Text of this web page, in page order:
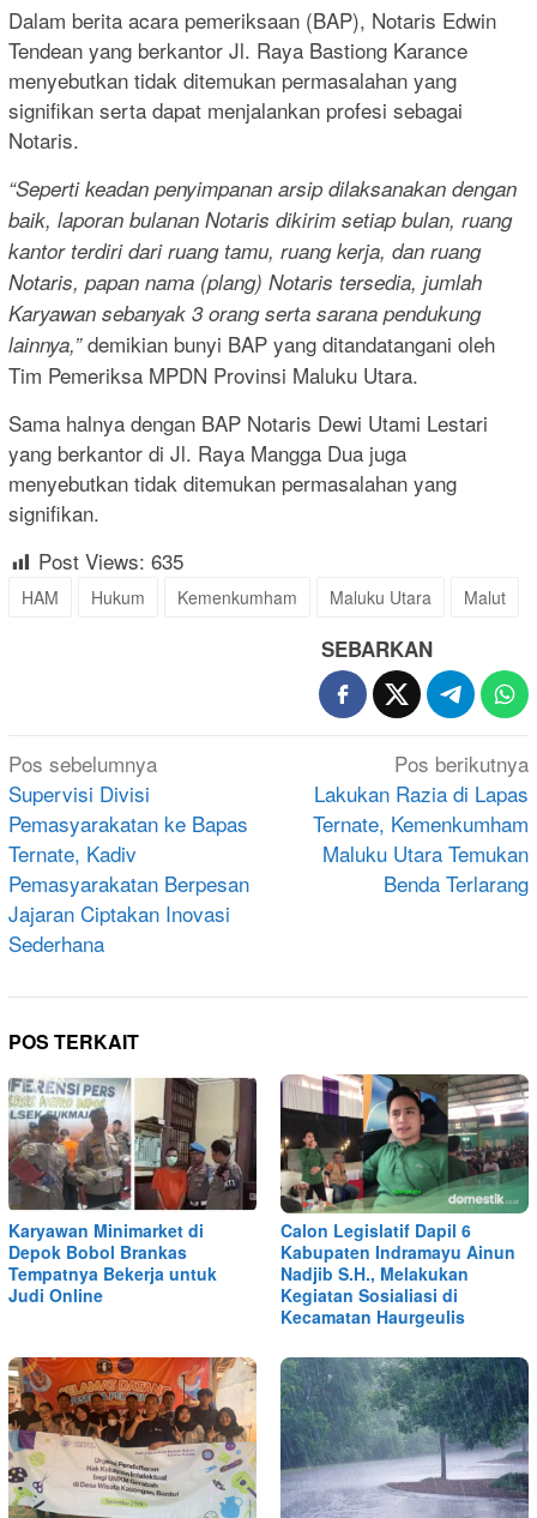
Dalam berita acara pemeriksaan (BAP), Notaris Edwin
Tendean yang berkantor Jl. Raya Bastiong Karance
menyebutkan tidak ditemukan permasalahan yang
signifikan serta dapat menjalankan profesi sebagai
Notaris.
“Seperti keadan penyimpanan arsip dilaksanakan dengan
baik, laporan bulanan Notaris dikirim setiap bulan, ruang
kantor terdiri dari ruang tamu, ruang kerja, dan ruang
Notaris, papan nama (plang) Notaris tersedia, jumlah
Karyawan sebanyak 3 orang serta sarana pendukung
lainnya,”demikian bunyi BAP yang ditandatangani oleh
Tim Pemeriksa MPDN Provinsi Maluku Utara.
Sama halnya dengan BAP Notaris Dewi Utami Lestari
yang berkantor di Jl. Raya Mangga Dua juga
menyebutkan tidak ditemukan permasalahan yang
signifikan.
Post Views: 635
HAM Hukum Kemenkumham Maluku Utara Malut
SEBARKAN
Navigasi
pos
Pos sebelumnya
Supervisi Divisi
Pemasyarakatan ke Bapas
Ternate, Kadiv
Pemasyarakatan Berpesan
Jajaran Ciptakan Inovasi
Sederhana
Pos berikutnya
Lakukan Razia di Lapas
Ternate, Kemenkumham
Maluku Utara Temukan
Benda Terlarang
POS TERKAIT
Karyawan Minimarket di
Depok Bobol Brankas
Tempatnya Bekerja untuk
Judi Online
Calon Legislatif Dapil 6
Kabupaten Indramayu Ainun
Nadjib S.H., Melakukan
Kegiatan Sosialiasi di
Kecamatan Haurgeulis